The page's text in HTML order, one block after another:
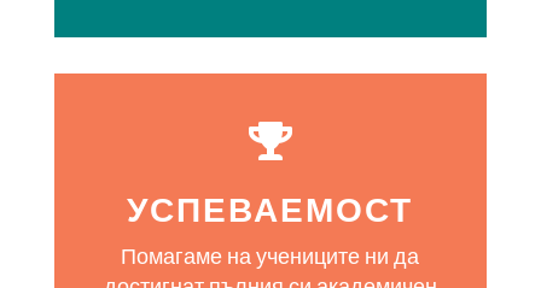

УСПЕВАЕМОСТ
Помагаме на учениците ни да